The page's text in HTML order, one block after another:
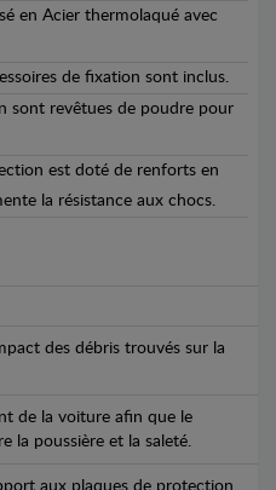
en Acier thermolaqué avec
de fixation sont inclus.
sont revêtues de poudre pour
est doté de renforts en
la résistance aux chocs.
des débris trouvés sur la
de la voiture afin que le
la poussière et la saleté.
aux plaques de protection